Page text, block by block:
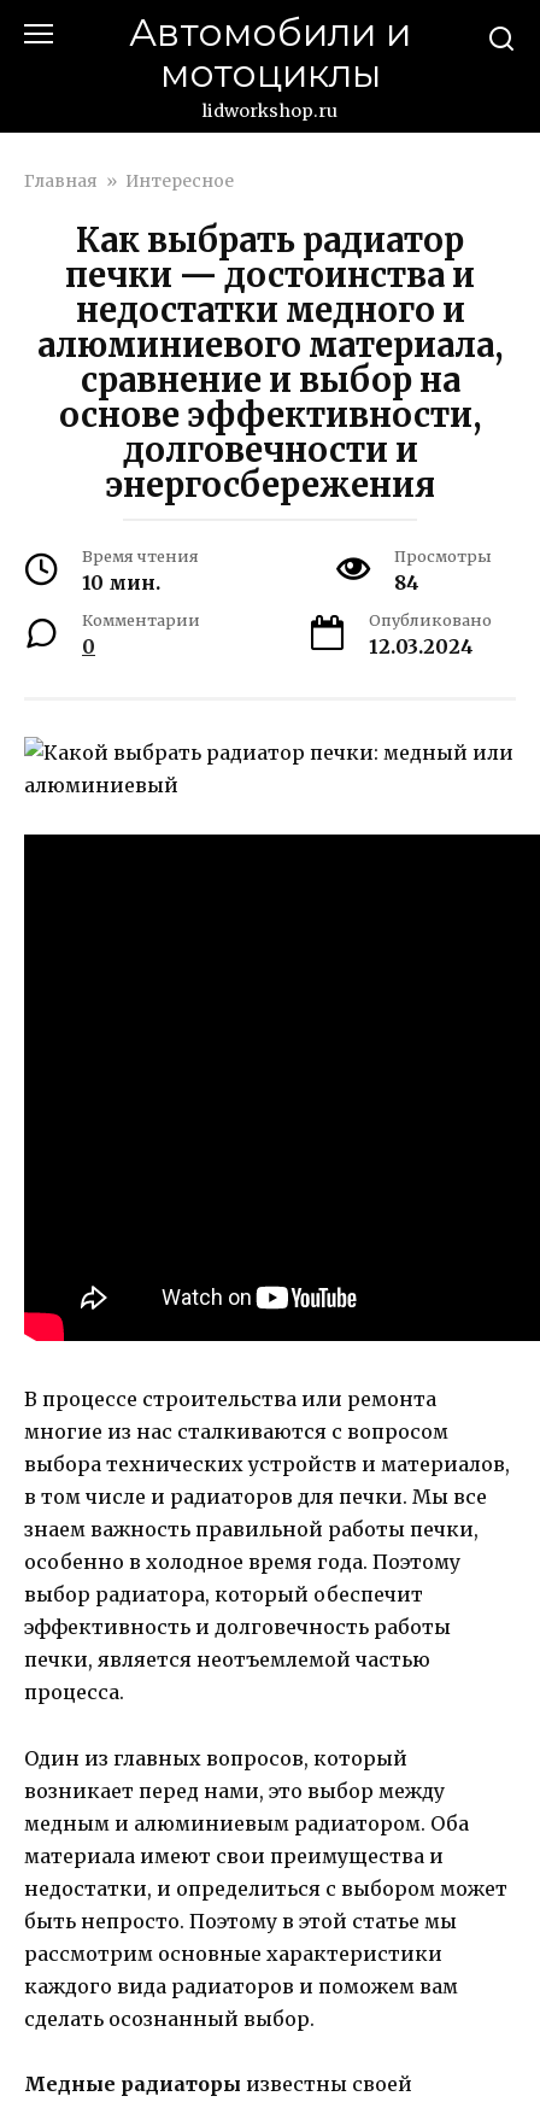
Автомобили и
мотоциклы
lidworkshop.ru
Главная » Интересное
Как выбрать радиатор
печки — достоинства и
недостатки медного и
алюминиевого материала,
сравнение и выбор на
основе эффективности,
долговечности и
энергосбережения
Время чтения
10 мин.
Просмотры
84
Комментарии
0
Опубликовано
12.03.2024
В процессе строительства или ремонта
многие из нас сталкиваются с вопросом
выбора технических устройств и материалов,
в том числе и радиаторов для печки. Мы все
знаем важность правильной работы печки,
особенно в холодное время года. Поэтому
выбор радиатора, который обеспечит
эффективность и долговечность работы
печки, является неотъемлемой частью
процесса.
Один из главных вопросов, который
возникает перед нами, это выбор между
медным и алюминиевым радиатором. Оба
материала имеют свои преимущества и
недостатки, и определиться с выбором может
быть непросто. Поэтому в этой статье мы
рассмотрим основные характеристики
каждого вида радиаторов и поможем вам
сделать осознанный выбор.
Медные радиаторы известны своей